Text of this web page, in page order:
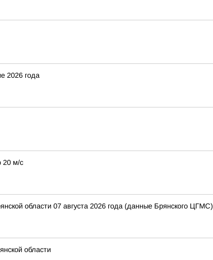
2026 года
20 м/с
области 07 августа 2026 года (данные Брянского ЦГМС)
области